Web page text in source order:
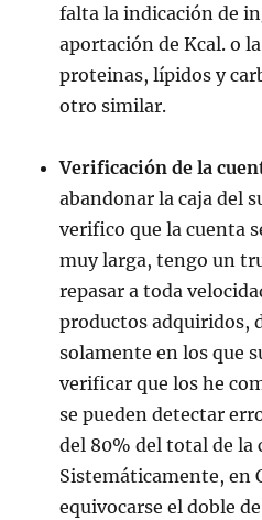
falta la indicación de
aportación de Kcal. o
proteinas, lípidos y
otro similar.
Verificación de la
abandonar la caja del
verifico que la cuenta
muy larga, tengo un
repasar a toda
productos adquiridos,
solamente en los que
verificar que los he
se pueden detectar
del 80% del total de la
Sistemáticamente, en
equivocarse el doble